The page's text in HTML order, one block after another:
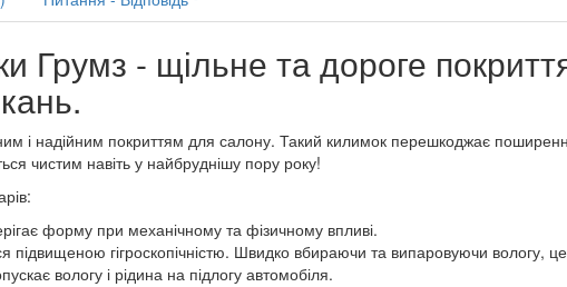
Грумз - щільне та дороге
і надійним покриттям для салону. Такий килимок перешкоджає
чистим навіть у найбруднішу пору року!
форму при механічному та фізичному впливі.
підвищеною гігроскопічністю. Швидко вбираючи та випаровуючи вологу,
вологу і рідина на підлогу автомобіля.